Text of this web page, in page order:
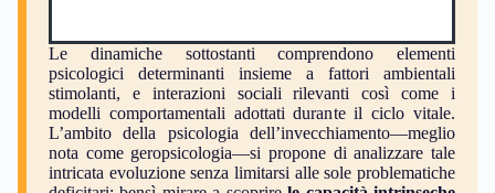
Le dinamiche sottostanti comprendono elementi
psicologici determinanti insieme a fattori ambientali
stimolanti, e interazioni sociali rilevanti così come i
modelli comportamentali adottati durante il ciclo vitale.
L’ambito della psicologia dell’invecchiamento—meglio
nota come geropsicologia—si propone di analizzare tale
intricata evoluzione senza limitarsi alle sole problematiche